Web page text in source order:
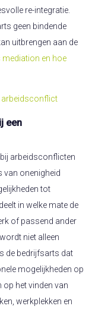
re-integratie.
geen bindende
uitbrengen aan de
mediation en hoe
arbeidsconflict
een
arbeidsconflicten
van onenigheid
tot
in welke mate de
of passend ander
niet alleen
de bedrijfsarts dat
mogelijkheden op
op het vinden van
werkplekken en